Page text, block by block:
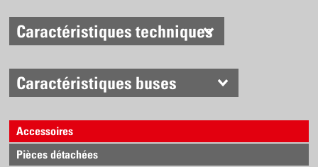
Caractéristiques techniques
Caractéristiques buses
Accessoires
Pièces détachées